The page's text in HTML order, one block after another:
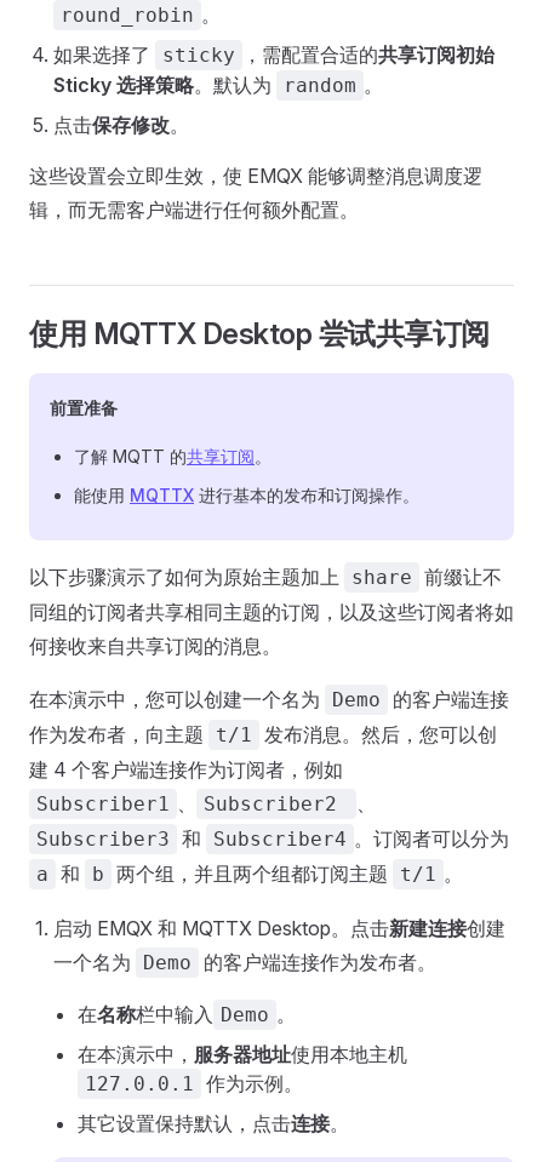
round_robin 。
如果选择了
sticky ，需配置合适的共享订阅初始
Sticky 选择策略。默认为 random 。
点击保存修改。
这些设置会立即生效，使 EMQX 能够调整消息调度逻
辑，而无需客户端进行任何额外配置。
使用 MQTTX Desktop 尝试共享订阅
前置准备
了解 MQTT 的共享订阅。
能使用 MQTTX 进行基本的发布和订阅操作。
以下步骤演示了如何为原始主题加上 share 前缀让不
同组的订阅者共享相同主题的订阅，以及这些订阅者将如
何接收来自共享订阅的消息。
在本演示中，您可以创建一个名为 Demo
的客户端连接
作为发布者，向主题
t/1 发布消息。然后，您可以创
建 4 个客户端连接作为订阅者，例如
Subscriber1 、 Subscriber2 、
Subscriber3 和 Subscriber4 。订阅者可以分为
a 和 b 两个组，并且两个组都订阅主题 t/1 。
启动 EMQX 和 MQTTX Desktop。点击新建连接创建
一个名为
Demo 的客户端连接作为发布者。
在名称栏中输入 Demo 。
在本演示中， 服务器地址使用本地主机
127.0.0.1 作为示例。
其它设置保持默认，点击连接。